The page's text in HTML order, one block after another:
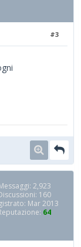
#3
2,923
160
Mar 2013
64